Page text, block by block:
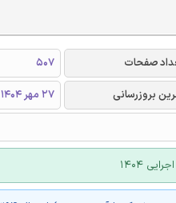
صفحات
507
بروزرسانی
27 مهر 1404
1404